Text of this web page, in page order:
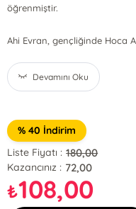
öğrenmiştir.
Ahi Evran, gençliğinde Hoca
Devamını Oku
% 40 İndirim
Liste Fiyatı : 180,00
Kazancınız : 72,00
₺108,00